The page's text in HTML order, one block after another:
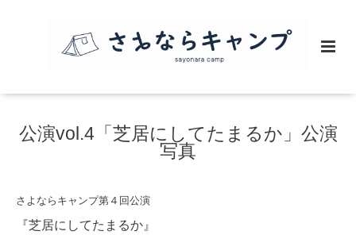
公演vol.4「芝居にしてたまるか」公演
写真
さよならキャンプ第４回公演
『芝居にしてたまるか』